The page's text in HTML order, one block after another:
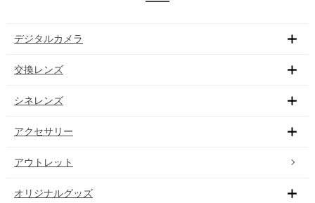
デジタルカメラ
交換レンズ
シネレンズ
アクセサリー
アウトレット
オリジナルグッズ